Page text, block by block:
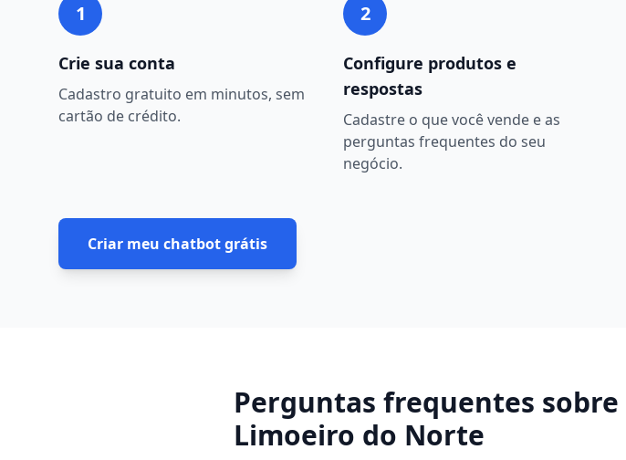
1
Crie sua conta
Cadastro gratuito em minutos, sem
cartão de crédito.
2
Configure produtos e
respostas
Cadastre o que você vende e as
perguntas frequentes do seu
negócio.
Criar meu chatbot grátis
Perguntas frequentes sobre
Limoeiro do Norte